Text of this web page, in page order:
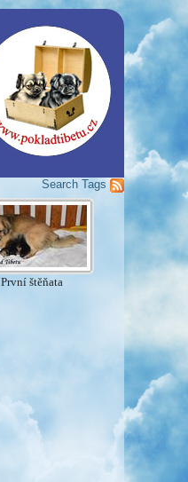
Search Tags
První štěňata